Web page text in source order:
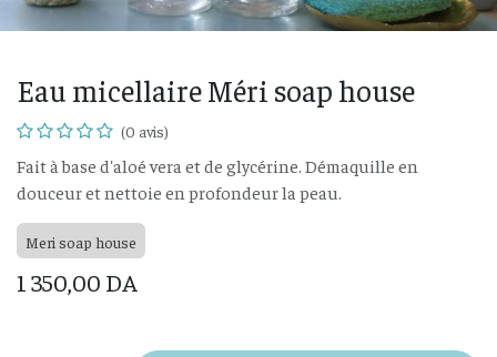
Eau micellaire Méri soap house
(0 avis)
Fait à base d'aloé vera et de glycérine. Démaquille en
douceur et nettoie en profondeur la peau.
Meri soap house
1 350,00 DA